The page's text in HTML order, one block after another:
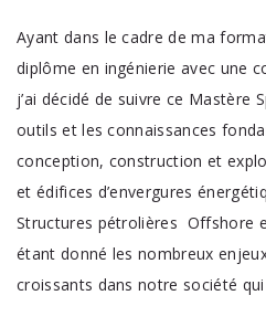
Ayant dans le cadre de ma
diplôme en ingénierie avec une
j’ai décidé de suivre ce Mastère
outils et les connaissances
conception, construction et
et édifices d’envergures
Structures pétrolières Offshore
étant donné les nombreux
croissants dans notre société